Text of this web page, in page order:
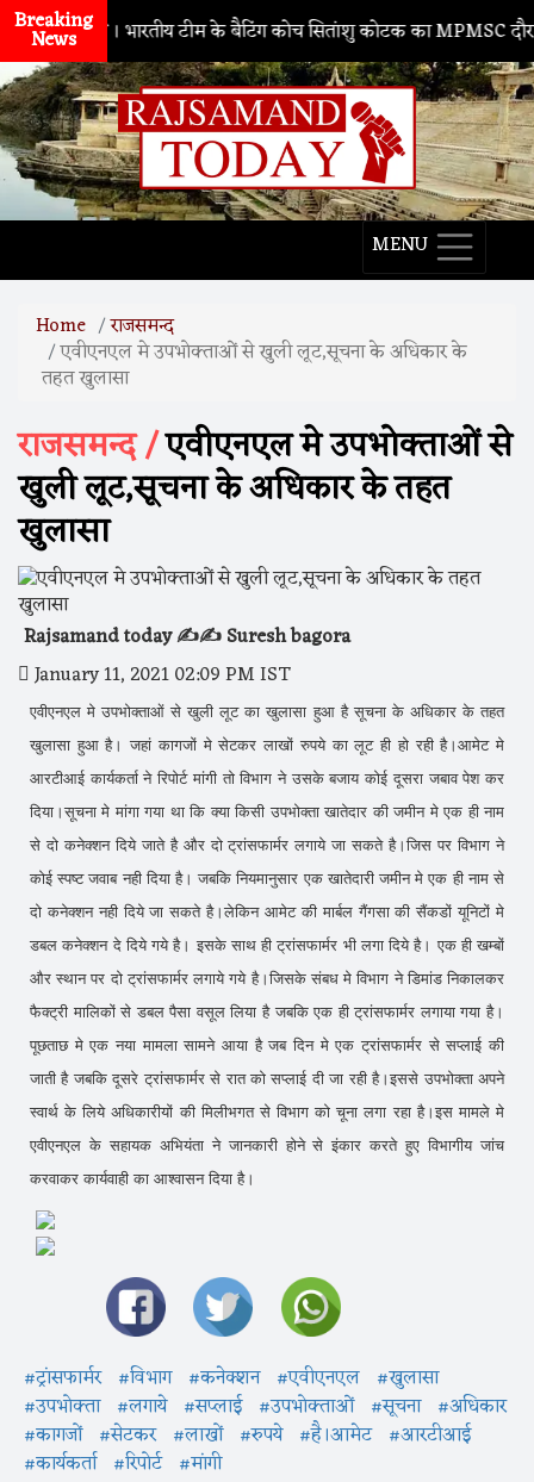
Breaking
News
नाथद्वारा। भारतीय टीम के बैटिंग कोच सितांशु कोटक का MPMSC दौरा, युवा
MENU
Home राजसमन्द
एवीएनएल मे उपभोक्ताओं से खुली लूट,सूचना के अधिकार के
तहत खुलासा
राजसमन्द /एवीएनएल मे उपभोक्ताओं से
खुली लूट,सूचना के अधिकार के तहत
खुलासा
Rajsamand today ✍️✍️ Suresh bagora
January 11, 2021 02:09 PM IST
एवीएनएल मे उपभोक्ताओं से खुली लूट का खुलासा हुआ है सूचना के अधिकार के तहत
खुलासा हुआ है। जहां कागजों मे सेटकर लाखों रुपये का लूट ही हो रही है।आमेट मे
आरटीआई कार्यकर्ता ने रिपोर्ट मांगी तो विभाग ने उसके बजाय कोई दूसरा जबाव पेश कर
दिया।सूचना मे मांगा गया था कि क्या किसी उपभोक्ता खातेदार की जमीन मे एक ही नाम
से दो कनेक्शन दिये जाते है और दो ट्रांसफार्मर लगाये जा सकते है।जिस पर विभाग ने
कोई स्पष्ट जवाब नही दिया है। जबकि नियमानुसार एक खातेदारी जमीन मे एक ही नाम से
दो कनेक्शन नही दिये जा सकते है।लेकिन आमेट की मार्बल गैंगसा की सैंकडों यूनिटों मे
डबल कनेक्शन दे दिये गये है। इसके साथ ही ट्रांसफार्मर भी लगा दिये है। एक ही खम्बों
और स्थान पर दो ट्रांसफार्मर लगाये गये है।जिसके संबध मे विभाग ने डिमांड निकालकर
फैक्ट्री मालिकों से डबल पैसा वसूल लिया है जबकि एक ही ट्रांसफार्मर लगाया गया है।
पूछताछ मे एक नया मामला सामने आया है जब दिन मे एक ट्रांसफार्मर से सप्लाई की
जाती है जबकि दूसरे ट्रांसफार्मर से रात को सप्लाई दी जा रही है।इससे उपभोक्ता अपने
स्वार्थ के लिये अधिकारीयों की मिलीभगत से विभाग को चूना लगा रहा है।इस मामले मे
एवीएनएल के सहायक अभियंता ने जानकारी होने से इंकार करते हुए विभागीय जांच
करवाकर कार्यवाही का आश्वासन दिया है।
#ट्रांसफार्मर #विभाग #कनेक्शन #एवीएनएल #खुलासा
#उपभोक्ता #लगाये #सप्लाई #उपभोक्ताओं #सूचना #अधिकार
#कागजों #सेटकर #लाखों #रुपये #है।आमेट #आरटीआई
#कार्यकर्ता #रिपोर्ट #मांगी